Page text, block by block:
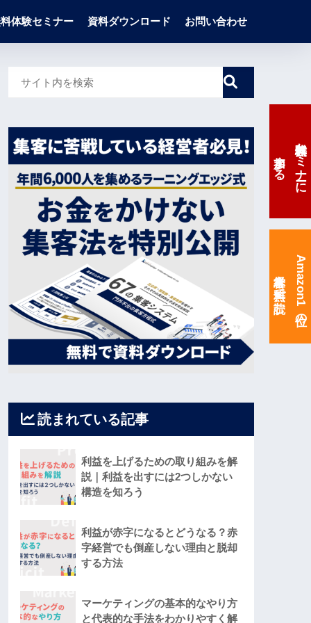
体験セミナー 資料ダウンロード お問い合わせ
読まれている記事
利益を上げるための取り組みを解
説｜利益を出すには2つしかない
構造を知ろう
利益が赤字になるとどうなる？赤
字経営でも倒産しない理由と脱却
する方法
マーケティングの基本的なやり方
と代表的な手法をわかりやすく解
無料体験セミナーに
参加する
Amazon1位の
経営本を無料で読む